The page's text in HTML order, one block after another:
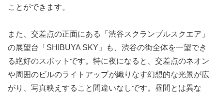
ことができます。
また、交差点の正面にある「渋谷スクランブルスクエア」
の展望台「SHIBUYA SKY」も、渋谷の街全体を一望でき
る絶好のスポットです。特に夜になると、交差点のネオン
や周囲のビルのライトアップが織りなす幻想的な光景が広
がり、写真映えすること間違いなしです。昼間とは異な